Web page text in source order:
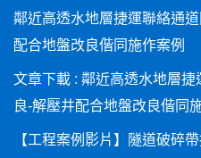
鄰近高透水地層捷運聯絡通
配合地盤改良偕同施作案例
文章下載 : 鄰近高透水地層
良-解壓井配合地盤改良偕同
【工程案例影片】隧道破碎